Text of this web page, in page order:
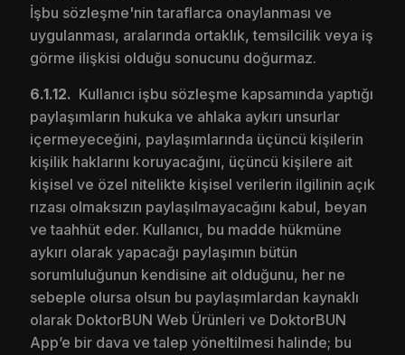
İşbu sözleşme'nin taraflarca onaylanması ve
uygulanması, aralarında ortaklık, temsilcilik veya iş
görme ilişkisi olduğu sonucunu doğurmaz.
6.1.12. Kullanıcı işbu sözleşme kapsamında yaptığı
paylaşımların hukuka ve ahlaka aykırı unsurlar
içermeyeceğini, paylaşımlarında üçüncü kişilerin
kişilik haklarını koruyacağını, üçüncü kişilere ait
kişisel ve özel nitelikte kişisel verilerin ilgilinin açık
rızası olmaksızın paylaşılmayacağını kabul, beyan
ve taahhüt eder. Kullanıcı, bu madde hükmüne
aykırı olarak yapacağı paylaşımın bütün
sorumluluğunun kendisine ait olduğunu, her ne
sebeple olursa olsun bu paylaşımlardan kaynaklı
olarak DoktorBUN Web Ürünleri ve DoktorBUN
App’e bir dava ve talep yöneltilmesi halinde; bu